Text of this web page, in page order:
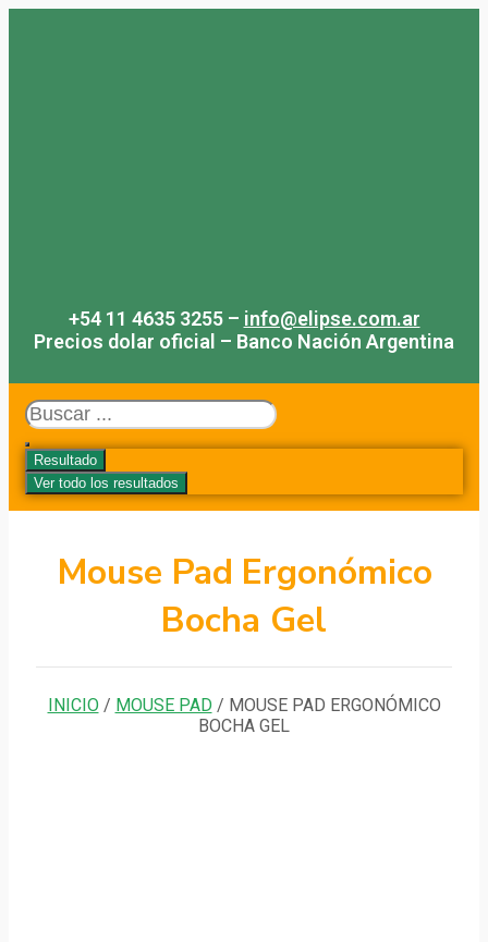
+54 11 4635 3255 – info@elipse.com.ar
Precios dolar oficial – Banco Nación Argentina
Search
...
Resultado
Ver todo los resultados
Mouse Pad Ergonómico
Bocha Gel
INICIO/ MOUSE PAD/ MOUSE PAD ERGONÓMICO
BOCHA GEL